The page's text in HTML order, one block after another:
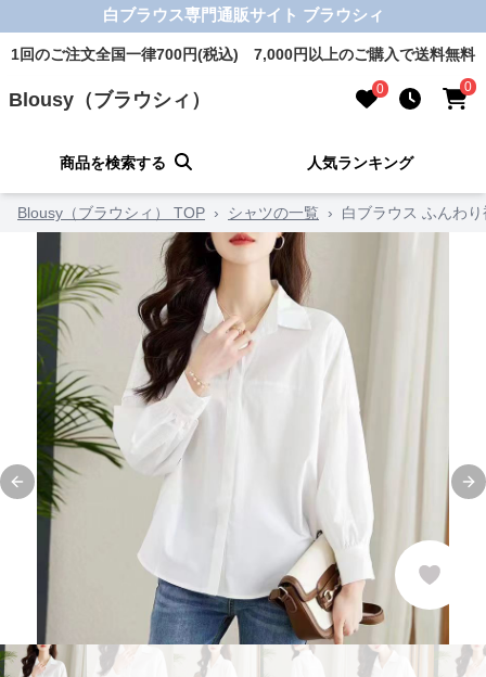
白ブラウス専門通販サイト ブラウシィ
1回のご注文全国一律700円(税込) 7,000円以上のご購入で送料無料
Blousy（ブラウシィ） 0 0
商品を検索する 人気ランキング
Blousy（ブラウシィ） TOP › シャツの一覧 › 白ブラウス ふんわ
Previous slide